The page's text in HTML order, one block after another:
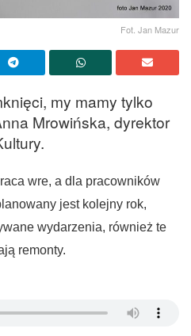
Fot. Jan Mazur
my mamy tylko
Mrowińska, dyrektor
wre, a dla pracowników
jest kolejny rok,
wydarzenia, również te
remonty.